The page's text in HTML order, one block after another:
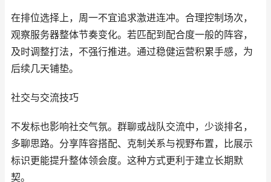
在排位选择上，周一不宜追求激进连冲。合理控制场次，
观察服务器整体节奏变化。若匹配到配合度一般的阵容，
及时调整打法，不强行推进。通过稳健运营积累手感，为
后续几天铺垫。
社交与交流技巧
不发标也影响社交气氛。群聊或战队交流中，少谈排名，
多聊思路。分享阵容搭配、克制关系与视野布置，比展示
标识更能提升整体领会度。这种方式更利于建立长期默
契。